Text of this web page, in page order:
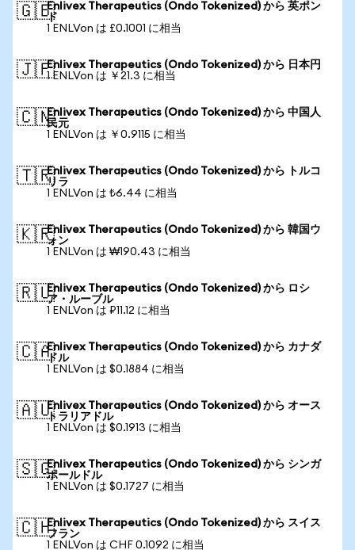
🇬🇧Enlivex Therapeutics (Ondo Tokenized) から 英ポン
ド
1 ENLVon は £0.1001 に相当
🇯🇵Enlivex Therapeutics (Ondo Tokenized) から 日本円
1 ENLVon は ￥21.3 に相当
🇨🇳Enlivex Therapeutics (Ondo Tokenized) から 中国人
民元
1 ENLVon は ￥0.9115 に相当
🇹🇷Enlivex Therapeutics (Ondo Tokenized) から トルコ
リラ
1 ENLVon は ₺6.44 に相当
🇰🇷Enlivex Therapeutics (Ondo Tokenized) から 韓国ウ
ォン
1 ENLVon は ₩190.43 に相当
🇷🇺Enlivex Therapeutics (Ondo Tokenized) から ロシ
ア・ルーブル
1 ENLVon は ₽11.12 に相当
🇨🇦Enlivex Therapeutics (Ondo Tokenized) から カナダ
ドル
1 ENLVon は $0.1884 に相当
🇦🇺Enlivex Therapeutics (Ondo Tokenized) から オース
トラリアドル
1 ENLVon は $0.1913 に相当
🇸🇬Enlivex Therapeutics (Ondo Tokenized) から シンガ
ポールドル
1 ENLVon は $0.1727 に相当
🇨🇭Enlivex Therapeutics (Ondo Tokenized) から スイス
フラン
1 ENLVon は CHF 0.1092 に相当